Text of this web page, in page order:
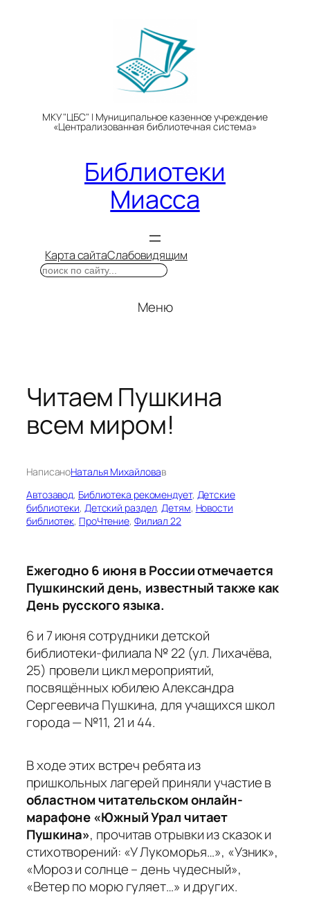
МКУ "ЦБС" | Муниципальное казенное учреждение
«Централизованная библиотечная система»
Библиотеки
Миасса
Карта сайтаСлабовидящим
Поиск
Меню
Читаем Пушкина
всем миром!
НаписаноНаталья Михайловав
Автозавод, Библиотека рекомендует, Детские
библиотеки, Детский раздел, Детям, Новости
библиотек, ПроЧтение, Филиал 22
Ежегодно 6 июня в России отмечается
Пушкинский день, известный также как
День русского языка.
6 и 7 июня сотрудники детской
библиотеки-филиала № 22 (ул. Лихачёва,
25) провели цикл мероприятий,
посвящённых юбилею Александра
Сергеевича Пушкина, для учащихся школ
города — №11, 21 и 44.
В ходе этих встреч ребята из
пришкольных лагерей приняли участие в
областном читательском онлайн-
марафоне «Южный Урал читает
Пушкина», прочитав отрывки из сказок и
стихотворений: «У Лукоморья…», «Узник»,
«Мороз и солнце – день чудесный»,
«Ветер по морю гуляет…» и других.